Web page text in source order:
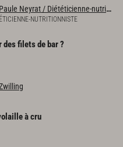
Paule Neyrat / Diététicienne-nutritionniste
NUTRITIONNISTE
desfiletsde bar?
àcru